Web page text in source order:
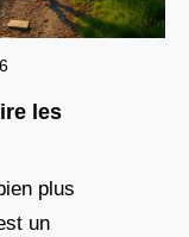
les
plus
un